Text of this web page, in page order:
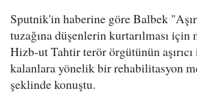
Sputnik'in haberine göre Balbek
tuzağına düşenlerin kurtarılması
Hizb-ut Tahtir terör örgütünün
kalanlara yönelik bir rehabilitasyon
şeklinde konuştu.